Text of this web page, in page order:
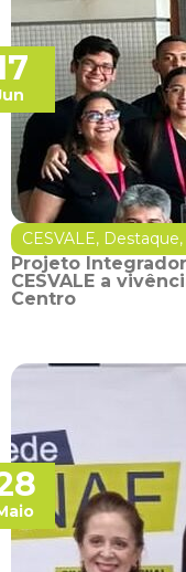
CESVALE, Destaque,
Projeto
CESVALE a
Centro